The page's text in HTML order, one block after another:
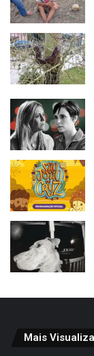
Mais